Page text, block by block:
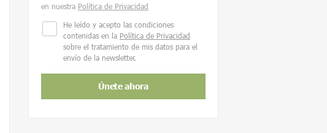
en nuestra Política de Privacidad
He leído y acepto las condiciones
contenidas en la Política de Privacidad
sobre el tratamiento de mis datos para el
envío de la newsletter.